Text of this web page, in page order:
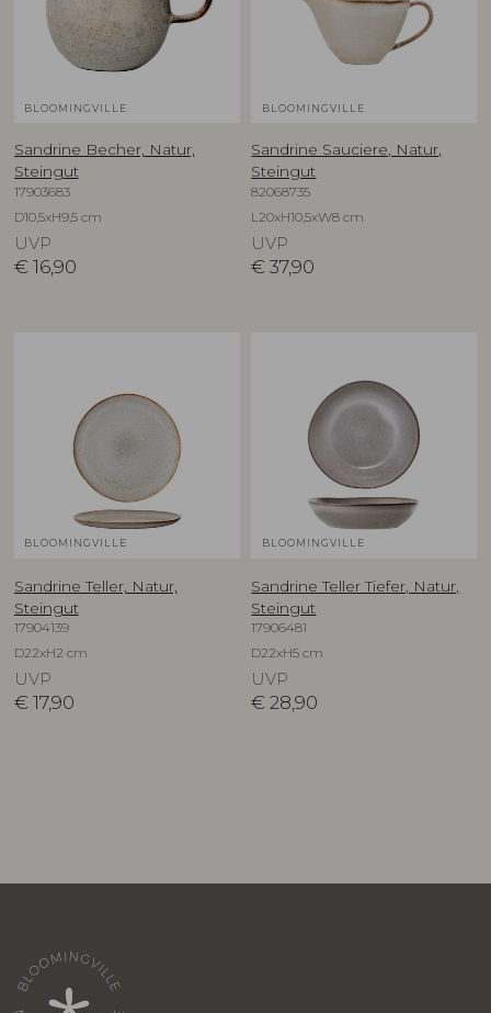
BLOOMINGVILLE
Sandrine Becher, Natur,
Steingut
17903683
D10,5xH9,5 cm
UVP
€ 16,90
BLOOMINGVILLE
Sandrine Sauciere, Natur,
Steingut
82068735
L20xH10,5xW8 cm
UVP
€ 37,90
BLOOMINGVILLE
Sandrine Teller, Natur,
Steingut
17904139
D22xH2 cm
UVP
€ 17,90
BLOOMINGVILLE
Sandrine Teller Tiefer, Natur,
Steingut
17906481
D22xH5 cm
UVP
€ 28,90